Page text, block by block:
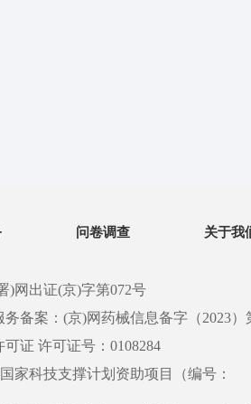
问卷调查 关于我
)网出证(京)字第072号
备案：(京)网药械信息备字（2023）
证 许可证号：0108284
家科技支撑计划资助项目（编号：